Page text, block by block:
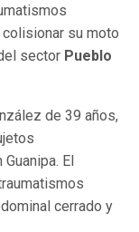
su moto
sector Pueblo
de 39 años,
El
cerrado y